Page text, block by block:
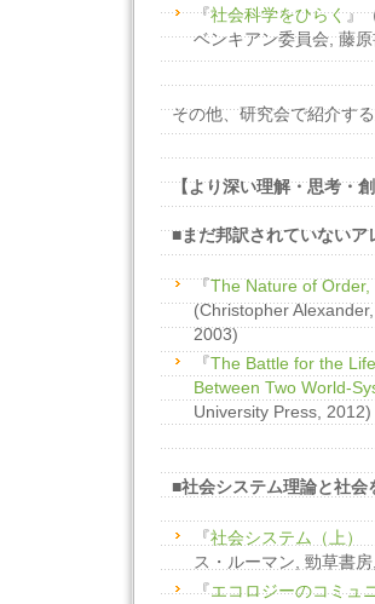
『社会科学をひらく』
ベンキアン委員会, 藤
その他、研究会で紹介す
【より深い理解・思考・
■まだ邦訳されていない
『The Nature of
(Christopher
2003)
『The Battle for the
Between Two World-
University Press, 2012)
■社会システム理論と社会
『社会システム（上）
ス・ルーマン, 勁草書房
『エコロジーのコミュ